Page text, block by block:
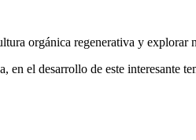
orgánica regenerativa y explorar
el desarrollo de este interesante